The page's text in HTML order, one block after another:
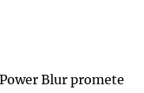
Blur promete